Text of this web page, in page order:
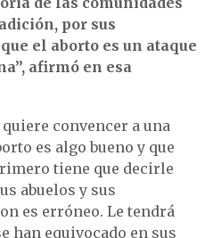
por sus
el aborto es un ataque
afirmó en esa
convencer a una
es algo bueno y que
tiene que decirle
abuelos y sus
es erróneo. Le tendrá
han equivocado en sus